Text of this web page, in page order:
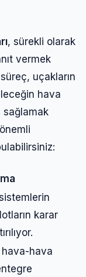
, sürekli olarak
vermek
uçakların
hava
sağlamak
karar
hava